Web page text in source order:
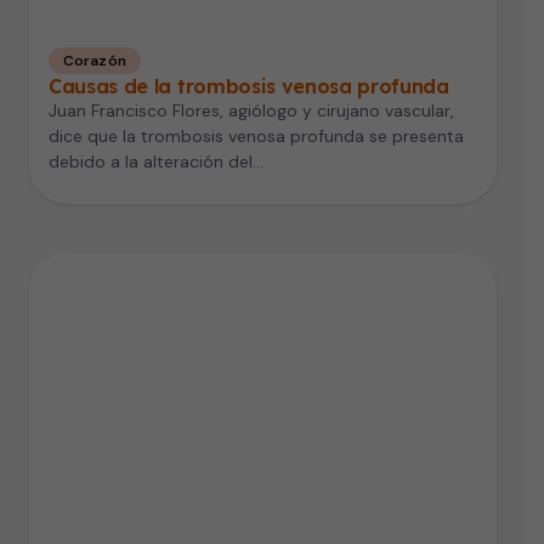
Corazón
Causas de la trombosis venosa profunda
Juan Francisco Flores, agiólogo y cirujano vascular,
dice que la trombosis venosa profunda se presenta
debido a la alteración del…